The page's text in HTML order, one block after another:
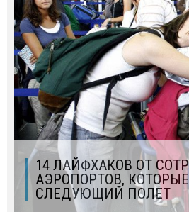
14 ЛАЙФХАКОВ ОТ
АЭРОПОРТОВ,
СЛЕДУЮЩИЙ ПОЛЕТ